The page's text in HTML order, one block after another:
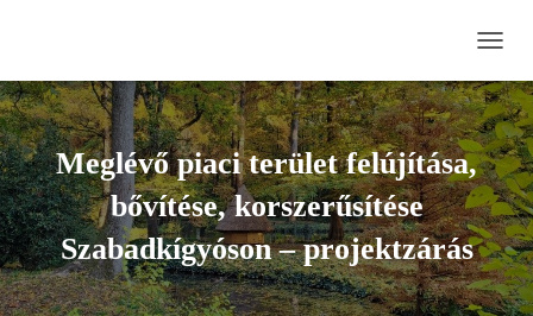
A
V
I
G
Á
C
I
Ó
B
E
-
Meglévő piaci terület felújítása,
bővítése, korszerűsítése
Szabadkígyóson – projektzárás